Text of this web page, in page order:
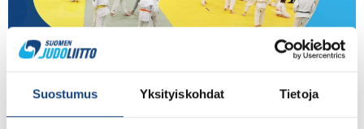
Suostumus Yksityiskohdat Tietoja
alueella käytiin Kurikassa Kurikan Seibukanin
järjestämänä kahden vuoden tauon jälkeen Aprilli